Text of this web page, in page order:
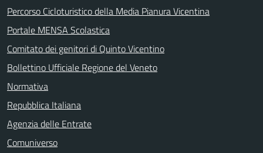
Percorso Cicloturistico della Media Pianura Vicentina
Portale MENSA Scolastica
Comitato dei genitori di Quinto Vicentino
Bollettino Ufficiale Regione del Veneto
Normativa
Repubblica Italiana
Agenzia delle Entrate
Comuniverso